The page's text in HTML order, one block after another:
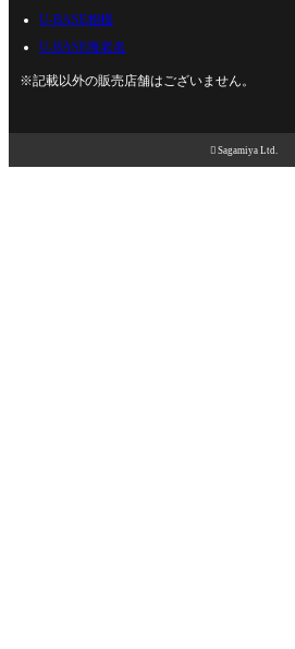
U-BASE相模
U-BASE海老名
※記載以外の販売店舗はございません。
 Sagamiya Ltd.